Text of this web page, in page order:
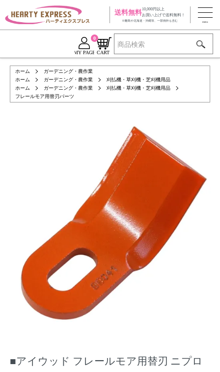
送料無料10,000円以上
お買い上げで送料無料！
※離島や北海道・沖縄等、一部例外も含む
MY PAGE CART
0
ホーム
ガーデニング・農作業
ホーム
ガーデニング・農作業
刈払機・草刈機・芝刈機用品
ホーム
ガーデニング・農作業
刈払機・草刈機・芝刈機用品
フレールモア用替刃パーツ
■アイウッド フレールモア用替刃 ニプロ